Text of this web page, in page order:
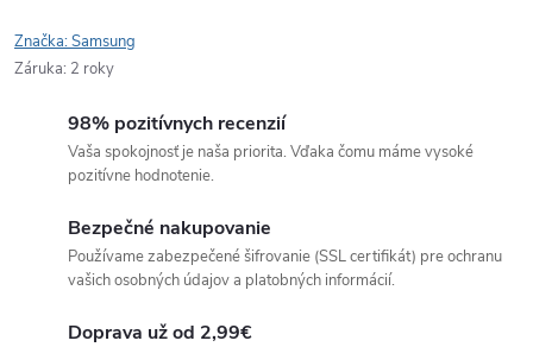
Značka:Samsung
Záruka: 2 roky
98% pozitívnych recenzií
Vaša spokojnosť je naša priorita. Vďaka čomu máme vysoké
pozitívne hodnotenie.
Bezpečné nakupovanie
Používame zabezpečené šifrovanie (SSL certifikát) pre ochranu
vašich osobných údajov a platobných informácií.
Doprava už od 2,99€